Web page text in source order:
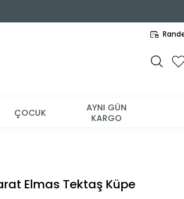
ÇOCUK
AYNI GÜN
KARGO
Elmas Tektaş Küpe